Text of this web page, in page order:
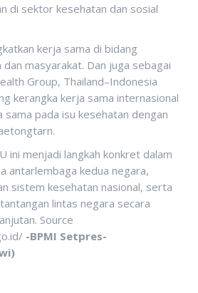
di sektor kesehatan dan sosial
kerja sama di bidang
masyarakat. Dan juga sebagai
Group, Thailand–Indonesia
kerangka kerja sama internasional
sama pada isu kesehatan dengan
ini menjadi langkah konkret dalam
antarlembaga kedua negara,
sistem kesehatan nasional, serta
lintas negara secara
Source
-BPMI Setpres-